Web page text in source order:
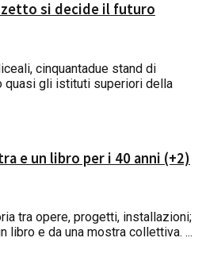
si decide il futuro
cinquantadue stand di
quasi gli istituti superiori della
e un libro per i 40 anni (+2)
tra opere, progetti, installazioni;
libro e da una mostra collettiva. ...